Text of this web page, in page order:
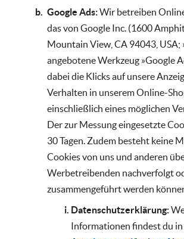
Google Ads:Wir betreiben
das von Google Inc. (1600
Mountain View, CA 94043, USA;
angebotene Werkzeug »Google
dabei die Klicks auf unsere
Verhalten in unserem Online-
einschließlich eines möglichen
Der zur Messung eingesetzte
30 Tagen. Zudem besteht keine
Cookies von uns und anderen
Werbetreibenden nachverfolgt
zusammengeführt werden
Datenschutzerklärung:
Informationen findest du